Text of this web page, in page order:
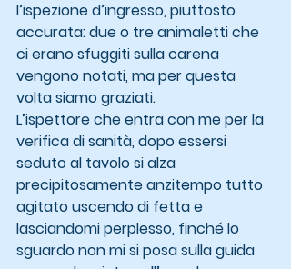
l’ispezione d’ingresso, piuttosto
accurata: due o tre animaletti che
ci erano sfuggiti sulla carena
vengono notati, ma per questa
volta siamo graziati.
L’ispettore che entra con me per la
verifica di sanità, dopo essersi
seduto al tavolo si alza
precipitosamente anzitempo tutto
agitato uscendo di fetta e
lasciandomi perplesso, finché lo
sguardo non mi si posa sulla guida